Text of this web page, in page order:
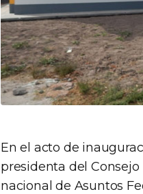
En el acto de
presidenta del
nacional de Asuntos